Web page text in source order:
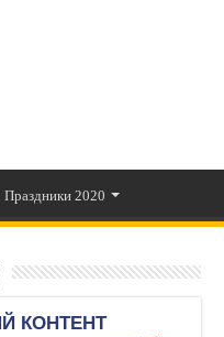
Праздники 2020